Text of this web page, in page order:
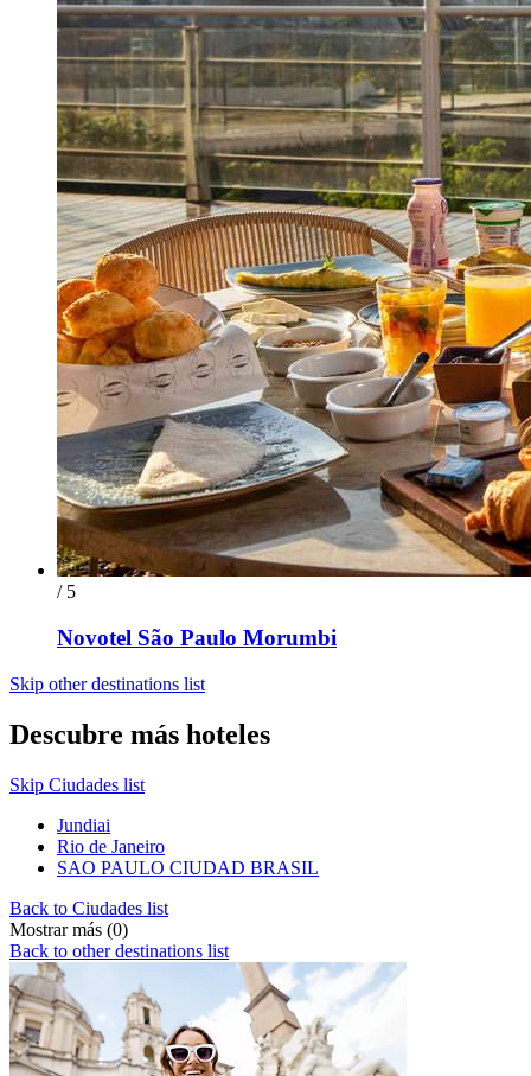
/ 5
Novotel São Paulo Morumbi
Skip other destinations list
Descubre más hoteles
Skip Ciudades list
Jundiai
Rio de Janeiro
SAO PAULO CIUDAD BRASIL
Back to Ciudades list
Mostrar más (0)
Back to other destinations list